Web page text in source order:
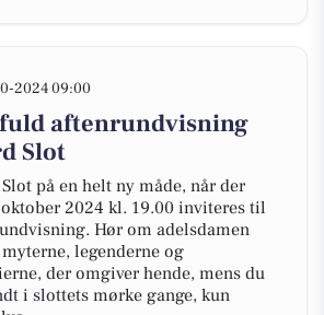
2024 09:00
aftenrundvisning
Slot
på en helt ny måde, når der
2024 kl. 19.00 inviteres til
Hør om adelsdamen
legenderne og
der omgiver hende, mens du
i slottets mørke gange, kun